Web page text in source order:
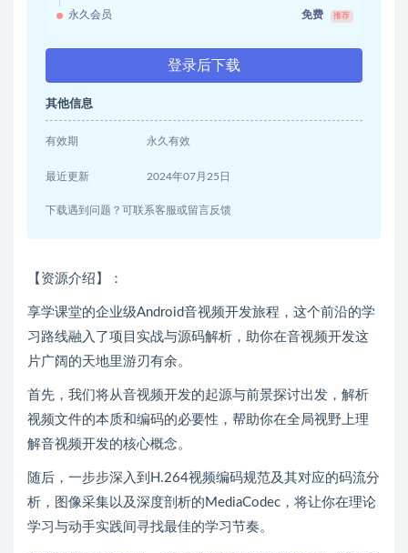
永久会员 免费 推荐
登录后下载
其他信息
有效期 永久有效
最近更新 2024年07月25日
下载遇到问题？可联系客服或留言反馈
【资源介绍】：
享学课堂的企业级Android音视频开发旅程，这个前沿的学
习路线融入了项目实战与源码解析，助你在音视频开发这
片广阔的天地里游刃有余。
首先，我们将从音视频开发的起源与前景探讨出发，解析
视频文件的本质和编码的必要性，帮助你在全局视野上理
解音视频开发的核心概念。
随后，一步步深入到H.264视频编码规范及其对应的码流分
析，图像采集以及深度剖析的MediaCodec，将让你在理论
学习与动手实践间寻找最佳的学习节奏。